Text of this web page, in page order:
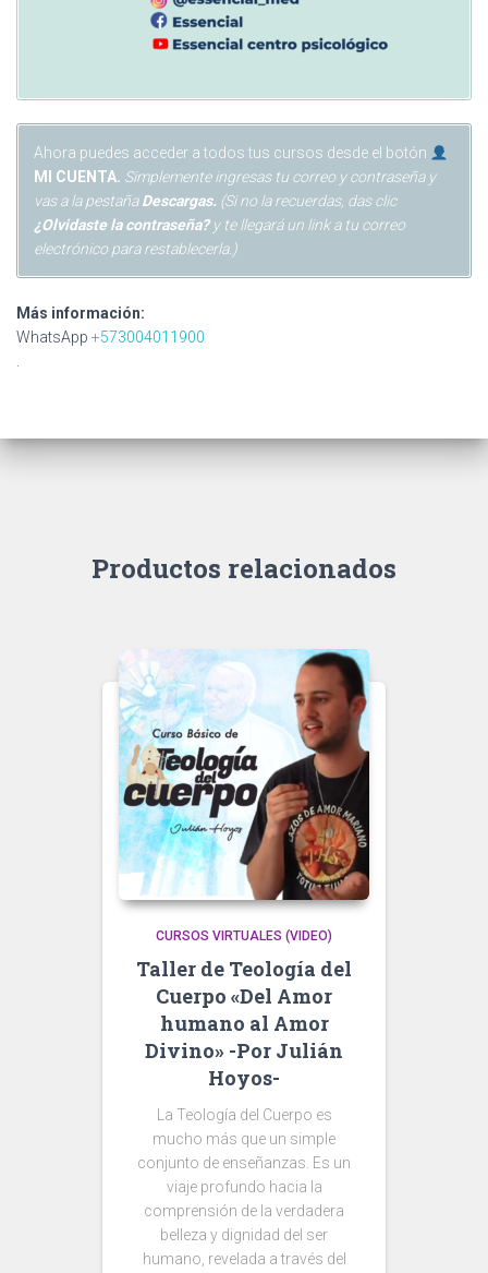
También tenemos una sección con varios cursos y mucho
máximo.
Ahora puedes acceder a todos tus cursos desde el botón
MI CUENTA. Simplemente ingresas tu correo y contraseña y
vas a la pestañaDescargas. (Si no la recuerdas, das clic
¿Olvidaste la contraseña?y te llegará un link a tu correo
electrónico para restablecerla.)
Más información:
WhatsApp +573004011900
.
Productos relacionados
CURSOS VIRTUALES (VIDEO)
Taller de Teología del
Cuerpo «Del Amor
humano al Amor
Divino» -Por Julián
Hoyos-
La Teología del Cuerpo es
mucho más que un simple
conjunto de enseñanzas. Es un
viaje profundo hacia la
comprensión de la verdadera
belleza y dignidad del ser
humano, revelada a través del